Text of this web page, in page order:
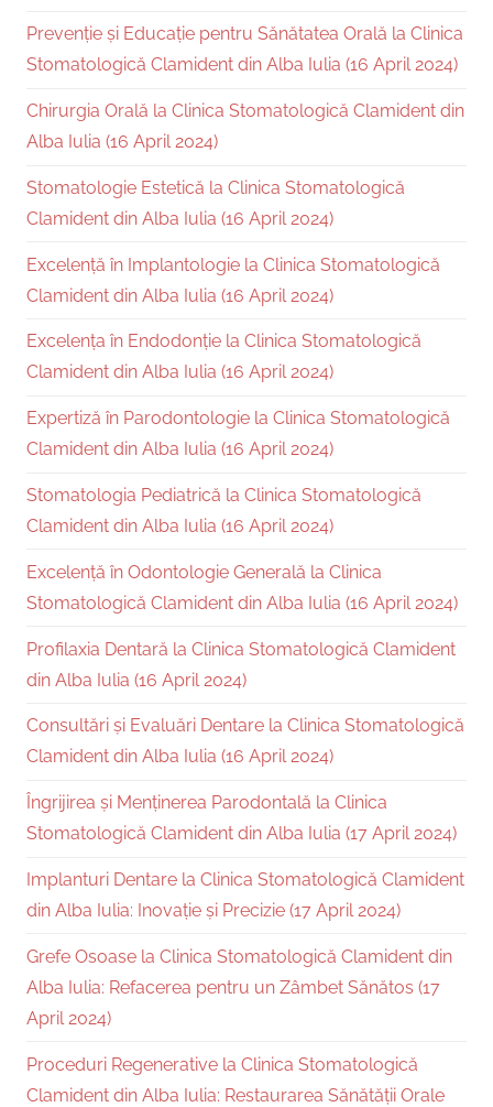
Prevenție și Educație pentru Sănătatea Orală la Clinica
Stomatologică Clamident din Alba Iulia (16 April 2024)
Chirurgia Orală la Clinica Stomatologică Clamident din
Alba Iulia (16 April 2024)
Stomatologie Estetică la Clinica Stomatologică
Clamident din Alba Iulia (16 April 2024)
Excelență în Implantologie la Clinica Stomatologică
Clamident din Alba Iulia (16 April 2024)
Excelența în Endodonție la Clinica Stomatologică
Clamident din Alba Iulia (16 April 2024)
Expertiză în Parodontologie la Clinica Stomatologică
Clamident din Alba Iulia (16 April 2024)
Stomatologia Pediatrică la Clinica Stomatologică
Clamident din Alba Iulia (16 April 2024)
Excelență în Odontologie Generală la Clinica
Stomatologică Clamident din Alba Iulia (16 April 2024)
Profilaxia Dentară la Clinica Stomatologică Clamident
din Alba Iulia (16 April 2024)
Consultări și Evaluări Dentare la Clinica Stomatologică
Clamident din Alba Iulia (16 April 2024)
Îngrijirea și Menținerea Parodontală la Clinica
Stomatologică Clamident din Alba Iulia (17 April 2024)
Implanturi Dentare la Clinica Stomatologică Clamident
din Alba Iulia: Inovație și Precizie (17 April 2024)
Grefe Osoase la Clinica Stomatologică Clamident din
Alba Iulia: Refacerea pentru un Zâmbet Sănătos (17
April 2024)
Proceduri Regenerative la Clinica Stomatologică
Clamident din Alba Iulia: Restaurarea Sănătății Orale